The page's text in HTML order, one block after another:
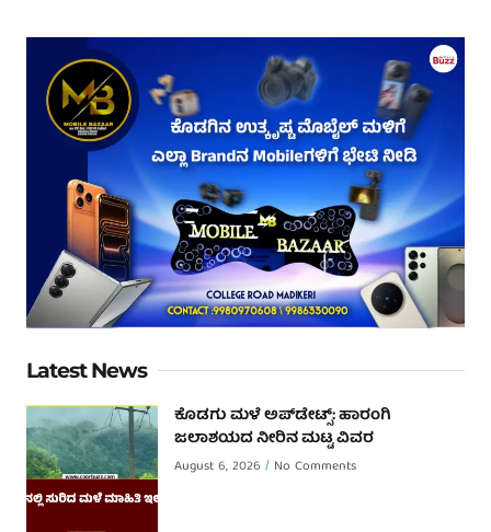
Latest News
ಕೊಡಗು ಮಳೆ ಅಪ್‌ಡೇಟ್ಸ್: ಹಾರಂಗಿ
ಜಲಾಶಯದ ನೀರಿನ ಮಟ್ಟ ವಿವರ
August 6, 2026 No Comments